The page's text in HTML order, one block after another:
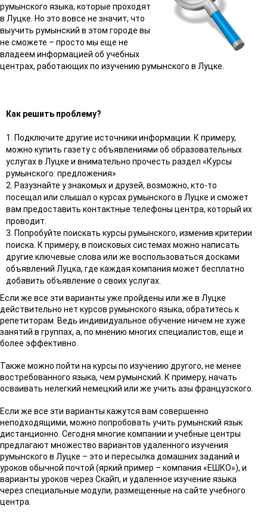
румынского языка, которые проходят
в Луцке. Но это вовсе не значит, что
выучить румынский в этом городе вы
не сможете – просто мы еще не
владеем информацией об учебных
центрах, работающих по изучению румынского в Луцке.
Как решить проблему?
1. Подключите другие источники информации. К примеру,
можно купить газету с объявлениями об образовательных
услугах в Луцке и внимательно прочесть раздел «Курсы
румынского: предложения»
2. Разузнайте у знакомых и друзей, возможно, кто-то
посещал или слышал о курсах румынского в Луцке и сможет
вам предоставить контактные телефоны центра, который их
проводит.
3. Попробуйте поискать курсы румынского, изменив критерии
поиска. К примеру, в поисковых системах можно написать
другие ключевые слова или же воспользоваться досками
объявлений Луцка, где каждая компания может бесплатно
добавить объявление о своих услугах.
Если же все эти варианты уже пройдены или же в Луцке
действительно нет курсов румынского языка, обратитесь к
репетиторам. Ведь индивидуальное обучение ничем не хуже
занятий в группах, а, по мнению многих специалистов, еще и
более эффективно.
Также можно пойти на курсы по изучению другого, не менее
востребованного языка, чем румынский. К примеру, начать
осваивать нелегкий немецкий или же учить азы французского.
Если же все эти варианты кажутся вам совершенно
неподходящими, можно попробовать учить румынский язык
дистанционно. Сегодня многие компании и учебные центры
предлагают множество вариантов удаленного изучения
румынского в Луцке – это и пересылка домашних заданий и
уроков обычной почтой (яркий пример – компания «ЕШКО»), и
варианты уроков через Скайп, и удаленное изучение языка
через специальные модули, размещенные на сайте учебного
центра.